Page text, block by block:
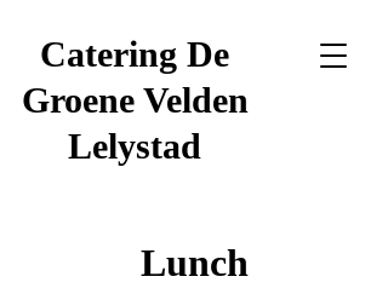
Catering De
Groene Velden
Lelystad
Lunch